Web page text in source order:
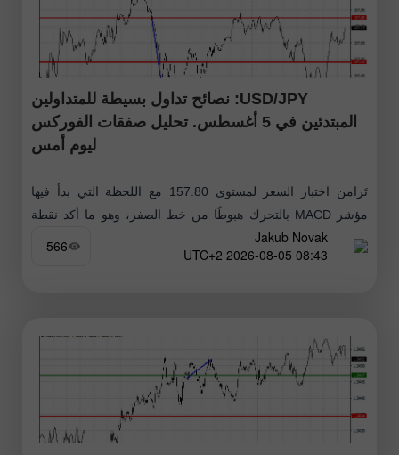
USD/JPY: نصائح تداول بسيطة للمتداولين
المبتدئين في 5 أغسطس. تحليل صفقات الفوركس
ليوم أمس
تَزامن اختبار السعر لمستوى 157.80 مع اللحظة التي بدأ فيها
مؤشر MACD بالتحرك هبوطًا من خط الصفر، وهو ما أكد نقطة
الدخول الصحيحة لبيع الدولار. ونتيجة لذلك، تراجع الزوج بأكثر
Jakub Novak
08:43 2026-08-05 UTC+2
566